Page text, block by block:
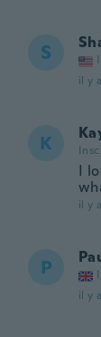
S
il y
K
I
il y
P
il y